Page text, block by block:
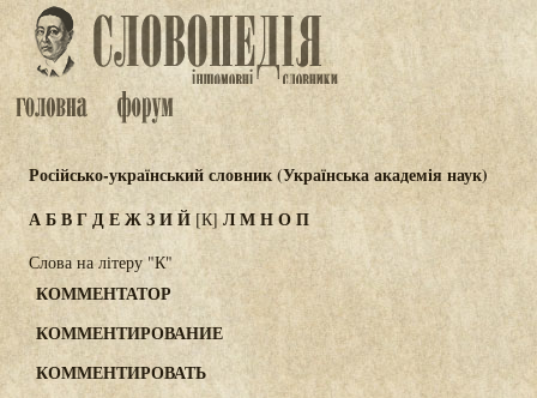
Російсько-український словник (Українська академія наук)
АБВГДЕЖЗИЙ [К]ЛМНОП
Слова на літеру "К"
КОММЕНТАТОР
КОММЕНТИРОВАНИЕ
КОММЕНТИРОВАТЬ